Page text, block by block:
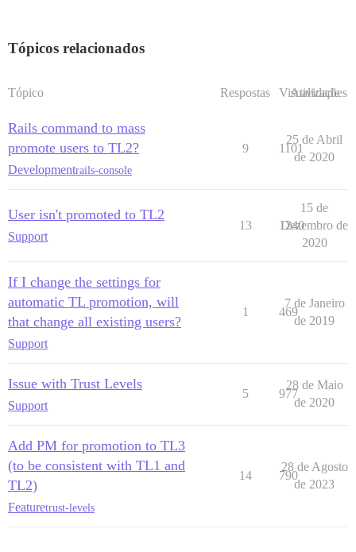
Tópicos relacionados
Tópico Respostas Visualizações
Atividade
Rails command to mass
promote users to TL2?
Developmentrails-console
9 1101
25 de Abril
de 2020
User isn't promoted to TL2
Support
13 1240
15 de
Dezembro de
2020
If I change the settings for
automatic TL promotion, will
that change all existing users?
Support
1 469
7 de Janeiro
de 2019
Issue with Trust Levels
Support
5 977
28 de Maio
de 2020
Add PM for promotion to TL3
(to be consistent with TL1 and
TL2)
Featuretrust-levels
14 790
28 de Agosto
de 2023